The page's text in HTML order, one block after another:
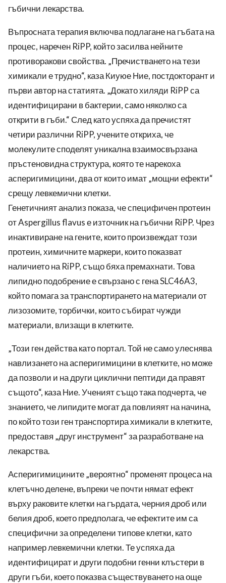
гъбични лекарства.
Въпросната терапия включва подлагане на гъбата на
процес, наречен RiPP, който засилва нейните
противоракови свойства. „Пречистването на тези
химикали е трудно“, каза Киуюе Ние, постдокторант и
първи автор на статията. „Докато хиляди RiPP са
идентифицирани в бактерии, само няколко са
открити в гъби.“ След като успяха да пречистят
четири различни RiPP, учените откриха, че
молекулите споделят уникална взаимосвързана
пръстеновидна структура, която те нарекоха
асперигимицини, два от които имат „мощни ефекти“
срещу левкемични клетки.
Генетичният анализ показа, че специфичен протеин
от Aspergillus flavus е източник на гъбични RiPP. Чрез
инактивиране на гените, които произвеждат този
протеин, химичните маркери, които показват
наличието на RiPP, също бяха премахнати. Това
липидно подобрение е свързано с гена SLC46A3,
който помага за транспортирането на материали от
лизозомите, торбички, които събират чужди
материали, влизащи в клетките.
„Този ген действа като портал. Той не само улеснява
навлизането на асперигимицини в клетките, но може
да позволи и на други циклични пептиди да правят
същото“, каза Ние. Ученият също така подчерта, че
знанието, че липидите могат да повлияят на начина,
по който този ген транспортира химикали в клетките,
предоставя „друг инструмент“ за разработване на
лекарства.
Асперигимицините „вероятно“ променят процеса на
клетъчно делене, въпреки че почти нямат ефект
върху раковите клетки на гърдата, черния дроб или
белия дроб, което предполага, че ефектите им са
специфични за определени типове клетки, като
например левкемични клетки. Те успяха да
идентифицират и други подобни генни клъстери в
други гъби, което показва съществуването на още